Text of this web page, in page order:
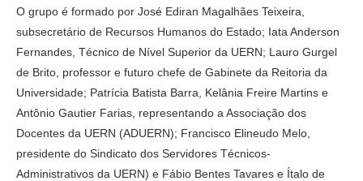
O grupo é formado por José Ediran Magalhães Teixeira,
subsecretário de Recursos Humanos do Estado; Iata Anderson
Fernandes, Técnico de Nível Superior da UERN; Lauro Gurgel
de Brito, professor e futuro chefe de Gabinete da Reitoria da
Universidade; Patrícia Batista Barra, Kelânia Freire Martins e
Antônio Gautier Farias, representando a Associação dos
Docentes da UERN (ADUERN); Francisco Elineudo Melo,
presidente do Sindicato dos Servidores Técnicos-
Administrativos da UERN) e Fábio Bentes Tavares e Ítalo de